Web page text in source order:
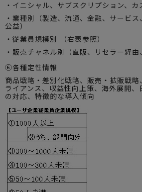
・イニシャル、サブスクリプション、カ
・業種別（製造、流通、金融、サービス
公益）
・従業員規模別 （右表参照）
・販売チャネル別（直販、リセラー経由
⑥各種定性情報
商品戦略・差別化戦略、販売・拡販戦
ライアンス、収益性向上策、海外展開、
の対応、特徴的な導入傾向